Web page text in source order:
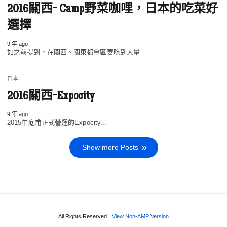
2016關西- Camp野菜咖哩，日本的吃菜好
選擇
9 年 ago
如之前提到，在關西、關東都會區要吃到大量...
日本
2016關西-Expocity
9 年 ago
2015年底甫正式營運的Expocity...
Show more Posts
All Rights Reserved View Non-AMP Version